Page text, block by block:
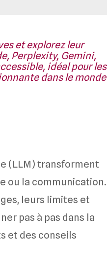
et explorez leur
Perplexity, Gemini,
idéal pour les
dans le monde
(LLM) transforment
ou la communication.
leurs limites et
pas à pas dans la
et des conseils